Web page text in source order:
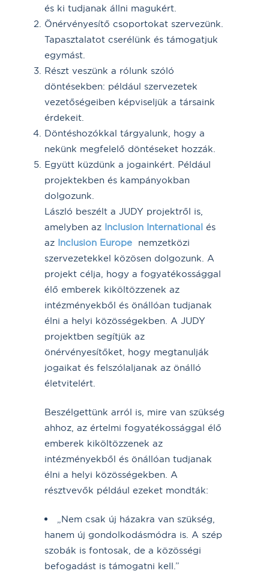
és ki tudjanak állni magukért.
Önérvényesítő csoportokat szervezünk.
Tapasztalatot cserélünk és támogatjuk
egymást.
Részt veszünk a rólunk szóló
döntésekben: például szervezetek
vezetőségeiben képviseljük a társaink
érdekeit.
Döntéshozókkal tárgyalunk, hogy a
nekünk megfelelő döntéseket hozzák.
Együtt küzdünk a jogainkért. Például
projektekben és kampányokban
dolgozunk.
László beszélt a JUDY projektről is,
amelyben az Inclusion International és
az Inclusion Europe nemzetközi
szervezetekkel közösen dolgozunk. A
projekt célja, hogy a fogyatékossággal
élő emberek kiköltözzenek az
intézményekből és önállóan tudjanak
élni a helyi közösségekben. A JUDY
projektben segítjük az
önérvényesítőket, hogy megtanulják
jogaikat és felszólaljanak az önálló
életvitelért.
Beszélgettünk arról is, mire van szükség
ahhoz, az értelmi fogyatékossággal élő
emberek kiköltözzenek az
intézményekből és önállóan tudjanak
élni a helyi közösségekben. A
résztvevők például ezeket mondták:
„Nem csak új házakra van szükség,
hanem új gondolkodásmódra is. A szép
szobák is fontosak, de a közösségi
befogadást is támogatni kell.”